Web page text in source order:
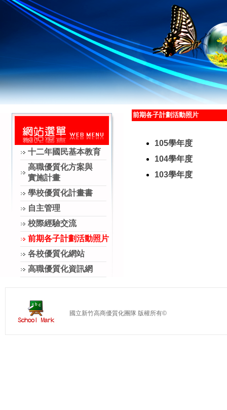
十二年國民基本教育
高職優質化方案與
實施計畫
學校優質化計畫書
自主管理
校際經驗交流
前期各子計劃活動照片
各校優質化網站
高職優質化資訊網
前期各子計劃活動照片
105學年度
104學年度
103學年度
國立新竹高商優質化團隊 版權所有©